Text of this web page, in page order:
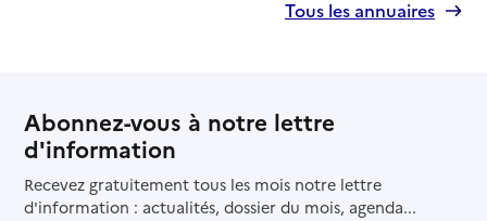
Tous les annuaires
Abonnez-vous à notre lettre
d'information
Recevez gratuitement tous les mois notre lettre
d'information : actualités, dossier du mois, agenda...